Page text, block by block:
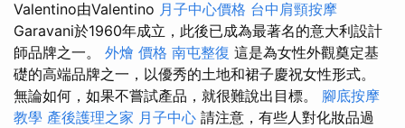
Valentino由Valentino 月子中心價格 台中肩頸按摩
Garavani於1960年成立，此後已成為最著名的意大利設計
師品牌之一。 外燴 價格 南屯整復 這是為女性外觀奠定基
礎的高端品牌之一，以優秀的土地和裙子慶祝女性形式。
無論如何，如果不嘗試產品，就很難說出目標。 腳底按摩
教學 產後護理之家 月子中心 請注意，有些人對化妝品過